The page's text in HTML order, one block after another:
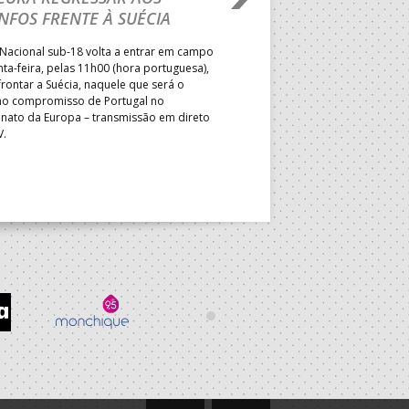
FRENTE À SUÉCIA
sub-18 volta a entrar em campo
feira, pelas 11h00 (hora portuguesa),
a Suécia, naquele que será o
compromisso de Portugal no
da Europa – transmissão em direto
ADVERSÁRIO DA
ELIMINAR DA
Depois do primeiro lugar na
President’s Cup, Portugal
Brasil, esta quinta-feira, no
Jogos de Apuramento entre o
Campeonato do Mundo sub-